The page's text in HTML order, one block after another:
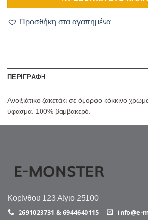
Προσθήκη στα αγαπημένα
ΠΕΡΙΓΡΑΦΉ
Ανοιξιάτικο ζακετάκι σε όμορφο κόκκινο
ύφασμα. 100% βαμβακερό.
Κορίνθου 123 Αίγιο 25100
2691023731 & 6944640115 info@e-